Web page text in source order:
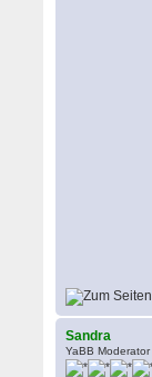
Sandra
YaBB Moderator